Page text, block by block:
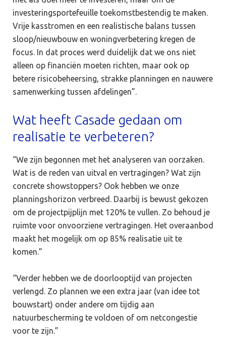
investeringsportefeuille toekomstbestendig te maken.
Vrije kasstromen en een realistische balans tussen
sloop/nieuwbouw en woningverbetering kregen de
focus. In dat proces werd duidelijk dat we ons niet
alleen op financiën moeten richten, maar ook op
betere risicobeheersing, strakke planningen en nauwere
samenwerking tussen afdelingen”.
Wat heeft Casade gedaan om
realisatie te verbeteren?
“We zijn begonnen met het analyseren van oorzaken.
Wat is de reden van uitval en vertragingen? Wat zijn
concrete showstoppers? Ook hebben we onze
planningshorizon verbreed. Daarbij is bewust gekozen
om de projectpijplijn met 120% te vullen. Zo behoud je
ruimte voor onvoorziene vertragingen. Het overaanbod
maakt het mogelijk om op 85% realisatie uit te
komen.”
“Verder hebben we de doorlooptijd van projecten
verlengd. Zo plannen we een extra jaar (van idee tot
bouwstart) onder andere om tijdig aan
natuurbescherming te voldoen of om netcongestie
voor te zijn.”